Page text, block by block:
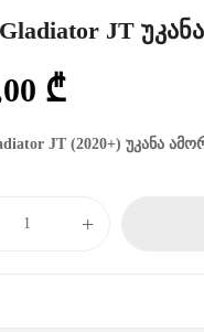
Gladiator JT
₾
JT (2020+) უკანა
+